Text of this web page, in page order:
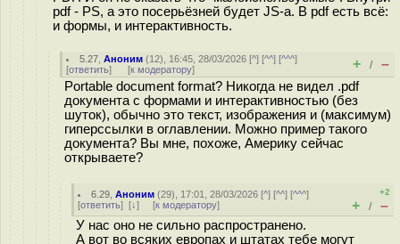
pdf - PS, а это посерьёзней будет JS-а. В pdf есть всё:
и формы, и интерактивность.
5.27 ,Аноним (12), 16:45, 28/03/2026 [^] [^^] [^^^]
[ответить] [к модератору] + / –
Portable document format? Никогда не видел .pdf
документа с формами и интерактивностью (без
шуток), обычно это текст, изображения и (максимум)
гиперссылки в оглавлении. Можно пример такого
документа? Вы мне, похоже, Америку сейчас
открываете?
6.29 ,Аноним (29), 17:01, 28/03/2026 [^] [^^] [^^^]
[ответить] [↓] [к модератору]
+2
+ / –
У нас оно не сильно распространено.
А вот во всяких европах и штатах тебе могут